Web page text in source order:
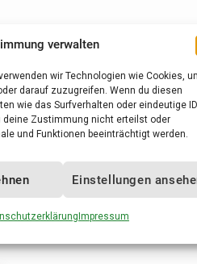
verwalten
wir Technologien wie Cookies,
darauf zuzugreifen. Wenn du diesen
wie das Surfverhalten oder eindeutige
deine Zustimmung nicht erteilst oder
und Funktionen beeinträchtigt werden.
Einstellungen
Impressum